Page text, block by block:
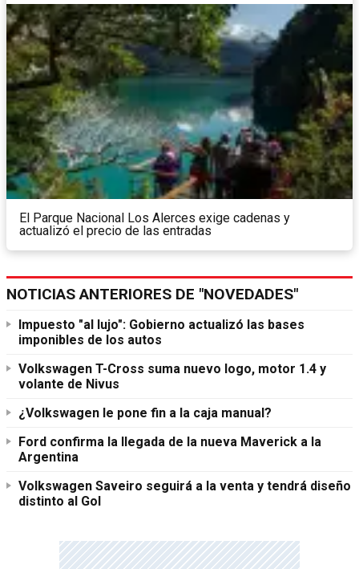
El Parque Nacional Los Alerces exige cadenas y
actualizó el precio de las entradas
NOTICIAS ANTERIORES DE "NOVEDADES"
Impuesto "al lujo": Gobierno actualizó las bases
imponibles de los autos
Volkswagen T-Cross suma nuevo logo, motor 1.4 y
volante de Nivus
¿Volkswagen le pone fin a la caja manual?
Ford confirma la llegada de la nueva Maverick a la
Argentina
Volkswagen Saveiro seguirá a la venta y tendrá diseño
distinto al Gol